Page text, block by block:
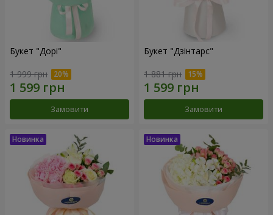
Букет "Дорі"
1 999 грн
Замовити
Букет "Дзінтарс"
1 881 грн
Замовити